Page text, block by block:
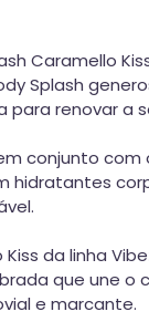
Caramello
Splash
para renovar a
conjunto
hidratantes
da linha
que une
e marcante.